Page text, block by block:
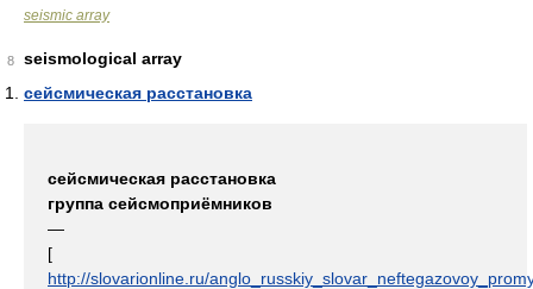
seismic array
8
seismological array
сейсмическая расстановка
сейсмическая расстановка
группа сейсмоприёмников
—
[
http://slovarionline.ru/